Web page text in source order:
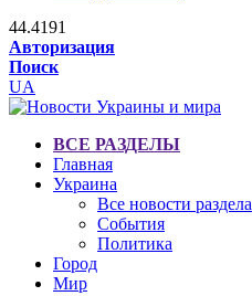
44.4191
Авторизация
Поиск
UA
ВСЕ РАЗДЕЛЫ
Главная
Украина
Все новости раздела
События
Политика
Город
Мир